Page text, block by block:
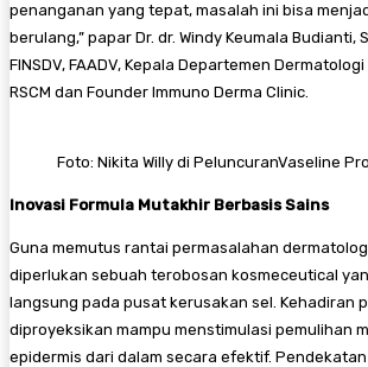
penanganan yang tepat, masalah ini bisa
berulang,” papar Dr. dr. Windy Keumala Budianti,
FINSDV, FAADV, Kepala Departemen
RSCM dan Founder Immuno Derma Clinic.
Foto: Nikita Willy di PeluncuranVaseline
Inovasi Formula Mutakhir Berbasis Sains
​Guna memutus rantai permasalahan
diperlukan sebuah terobosan kosmeceutical
langsung pada pusat kerusakan sel. Kehadiran
diproyeksikan mampu menstimulasi pemulihan
epidermis dari dalam secara efektif.